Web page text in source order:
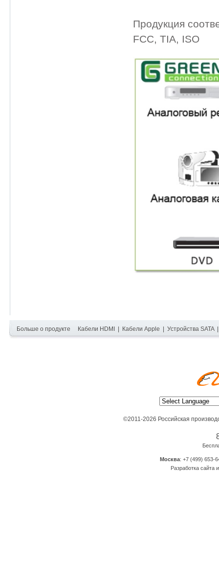
Продукция
FCC, TIA, ISO
Больше о продукте Кабели HDMI| Кабели Apple | Устройства SATA
©2011-2026 Российская
Москва: +7 (499) 653-
Разработка сайта